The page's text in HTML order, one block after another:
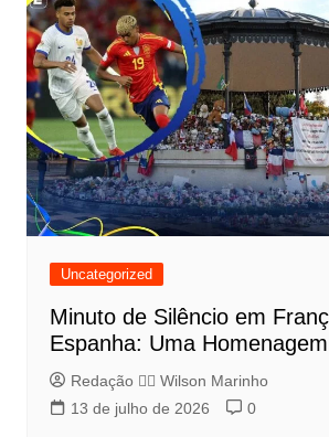
Uncategorized
Minuto de Silêncio em
Espanha: Uma
Redação 👨‍⚖️​ Wilson Marinho
13 de julho de 2026
0